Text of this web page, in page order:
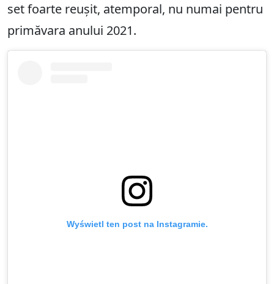
set foarte reușit, atemporal, nu numai pentru
primăvara anului 2021.
Wyświetl ten post na Instagramie.